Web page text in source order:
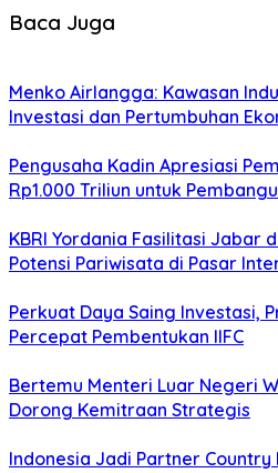
Baca Juga
Menko Airlangga: Kawasan
Investasi dan Pertumbuhan
Pengusaha Kadin Apresiasi
Rp1.000 Triliun untuk
KBRI Yordania Fasilitasi Jabar
Potensi Pariwisata di Pasar
Perkuat Daya Saing Investasi,
Percepat Pembentukan IIFC
Bertemu Menteri Luar Negeri
Dorong Kemitraan Strategis
Indonesia Jadi Partner Country